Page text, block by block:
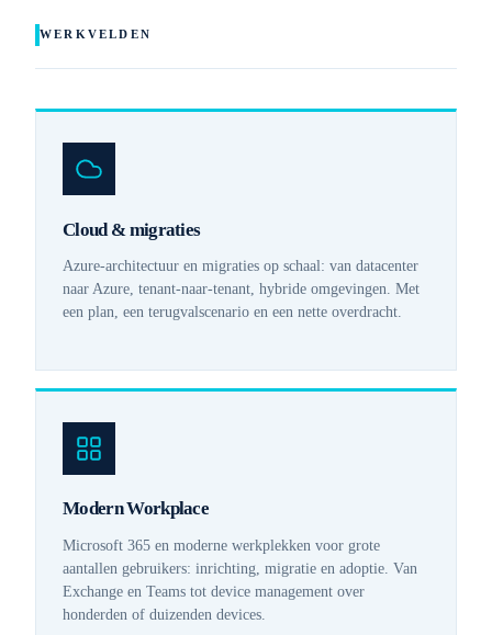
WERKVELDEN
Cloud & migraties
Azure-architectuur en migraties op schaal: van datacenter
naar Azure, tenant-naar-tenant, hybride omgevingen. Met
een plan, een terugvalscenario en een nette overdracht.
Modern Workplace
Microsoft 365 en moderne werkplekken voor grote
aantallen gebruikers: inrichting, migratie en adoptie. Van
Exchange en Teams tot device management over
honderden of duizenden devices.